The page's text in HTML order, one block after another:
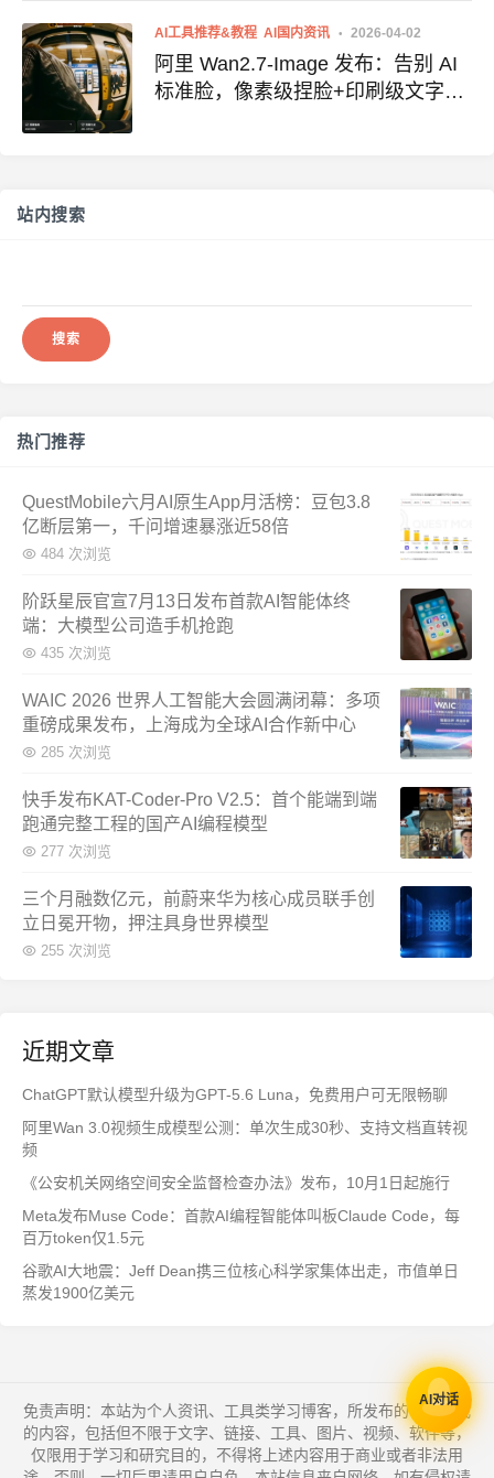
AI工具推荐&教程 AI国内资讯 2026-04-02
阿里 Wan2.7-Image 发布：告别 AI
标准脸，像素级捏脸+印刷级文字渲
站内搜索
热门推荐
QuestMobile六月AI原生App月活榜：豆包3.8
亿断层第一，千问增速暴涨近58倍
484 次浏览
阶跃星辰官宣7月13日发布首款AI智能体终
端：大模型公司造手机抢跑
435 次浏览
WAIC 2026 世界人工智能大会圆满闭幕：多项
重磅成果发布，上海成为全球AI合作新中心
285 次浏览
快手发布KAT-Coder-Pro V2.5：首个能端到端
跑通完整工程的国产AI编程模型
277 次浏览
三个月融数亿元，前蔚来华为核心成员联手创
立日冕开物，押注具身世界模型
255 次浏览
近期文章
ChatGPT默认模型升级为GPT-5.6 Luna，免费用户可无限畅聊
阿里Wan 3.0视频生成模型公测：单次生成30秒、支持文档直转视
频
《公安机关网络空间安全监督检查办法》发布，10月1日起施行
Meta发布Muse Code：首款AI编程智能体叫板Claude Code，每
百万token仅1.5元
谷歌AI大地震：Jeff Dean携三位核心科学家集体出走，市值单日
蒸发1900亿美元
免责声明：本站为个人资讯、工具类学习博客，所发布的一切形式
的内容，包括但不限于文字、链接、工具、图片、视频、软件等，
仅限用于学习和研究目的，不得将上述内容用于商业或者非法用
AI对话